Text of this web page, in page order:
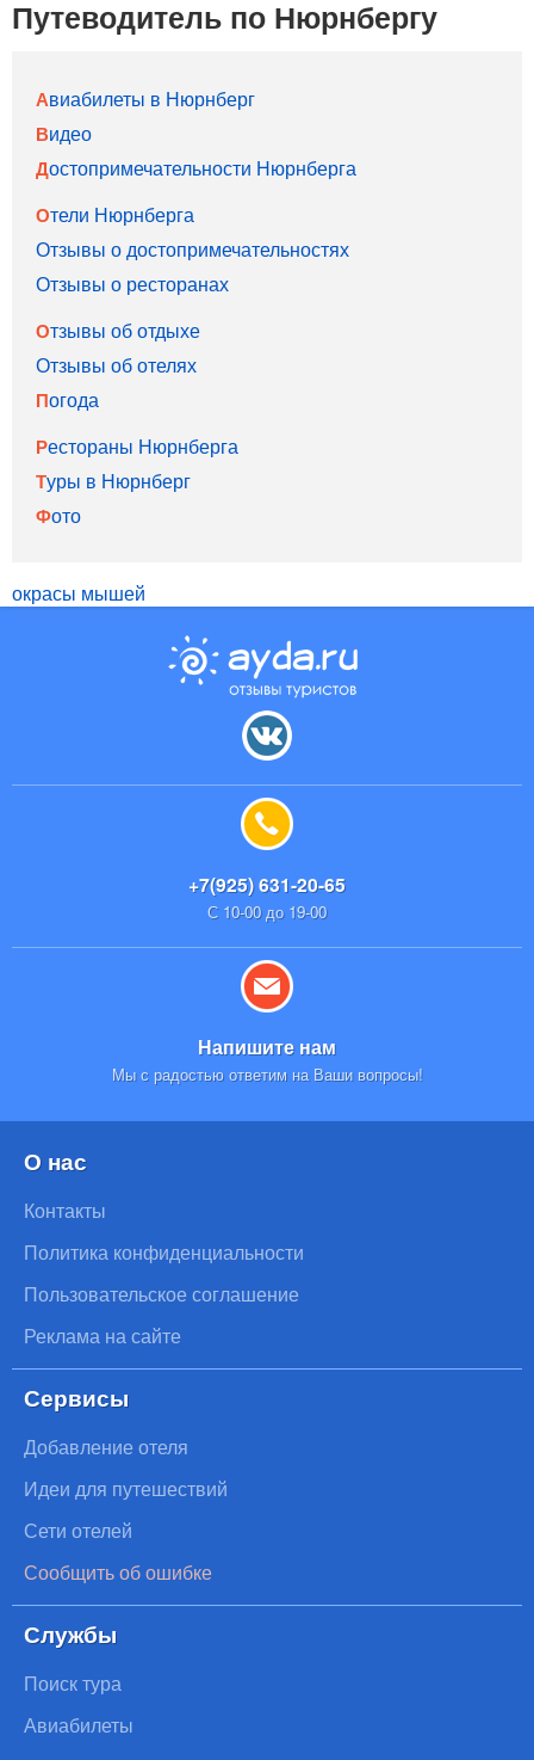
Путеводитель по Нюрнбергу
Авиабилеты в Нюрнберг
Видео
Достопримечательности Нюрнберга
Отели Нюрнберга
Отзывы о достопримечательностях
Отзывы о ресторанах
Отзывы об отдыхе
Отзывы об отелях
Погода
Рестораны Нюрнберга
Туры в Нюрнберг
Фото
окрасы мышей
+7(925) 631-20-65
С 10-00 до 19-00
Напишите нам
Мы с радостью ответим на Ваши вопросы!
О нас
Контакты
Политика конфиденциальности
Пользовательское соглашение
Реклама на сайте
Сервисы
Добавление отеля
Идеи для путешествий
Сети отелей
Сообщить об ошибке
Службы
Поиск тура
Авиабилеты